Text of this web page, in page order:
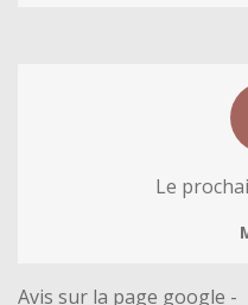
Le
Avis sur la page google -